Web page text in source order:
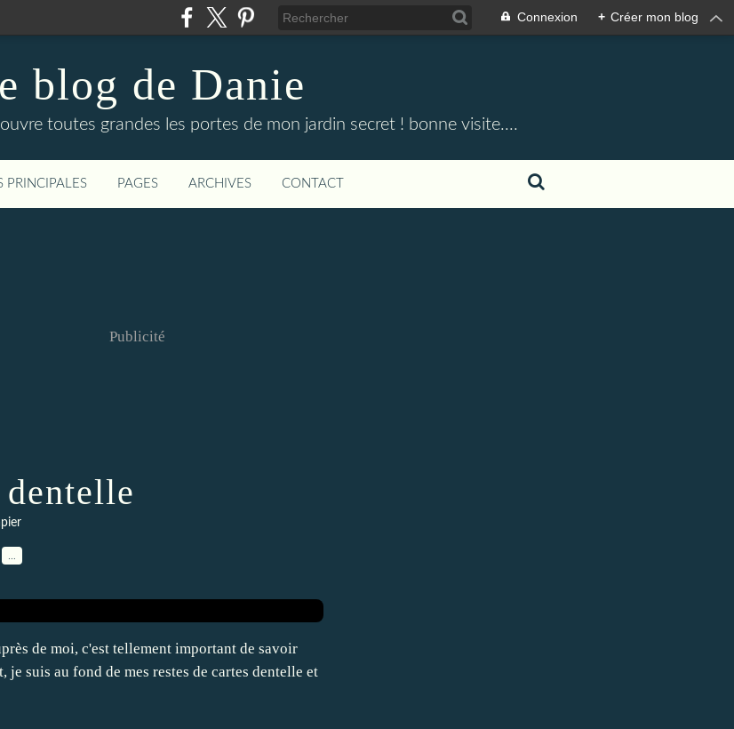
Connexion + Créer mon blog
blog de Danie
toutes grandes les portes de mon jardin secret ! bonne visite....
PRINCIPALES PAGES ARCHIVES CONTACT
Publicité
de moi, c'est tellement important de savoir
je suis au fond de mes restes de cartes dentelle et